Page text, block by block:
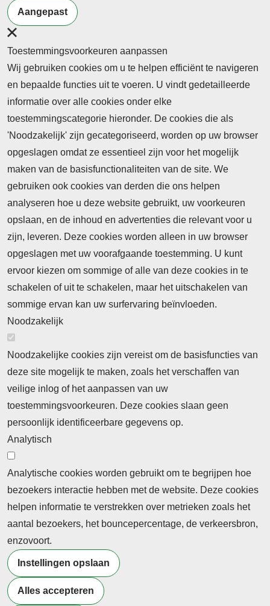
Terug naar nieuwsoverzicht
Aangepast
Toestemmingsvoorkeuren aanpassen
Wij gebruiken cookies om u te helpen efficiënt te navigeren
en bepaalde functies uit te voeren. U vindt gedetailleerde
informatie over alle cookies onder elke
toestemmingscategorie hieronder. De cookies die als
'Noodzakelijk' zijn gecategoriseerd, worden op uw browser
opgeslagen omdat ze essentieel zijn voor het mogelijk
maken van de basisfunctionaliteiten van de site. We
gebruiken ook cookies van derden die ons helpen
analyseren hoe u deze website gebruikt, uw voorkeuren
opslaan, en de inhoud en advertenties die relevant voor u
zijn, leveren. Deze cookies worden alleen in uw browser
opgeslagen met uw voorafgaande toestemming. U kunt
ervoor kiezen om sommige of alle van deze cookies in te
schakelen of uit te schakelen, maar het uitschakelen van
sommige ervan kan uw surfervaring beïnvloeden.
Noodzakelijk
Noodzakelijke cookies zijn vereist om de basisfuncties van
deze site mogelijk te maken, zoals het verschaffen van
veilige inlog of het aanpassen van uw
toestemmingsvoorkeuren. Deze cookies slaan geen
persoonlijk identificeerbare gegevens op.
Analytisch
Analytische cookies worden gebruikt om te begrijpen hoe
bezoekers interactie hebben met de website. Deze cookies
helpen informatie te verstrekken over metrieken zoals het
aantal bezoekers, het bouncepercentage, de verkeersbron,
enzovoort.
Instellingen opslaan
Alles accepteren
Nieuws
Neem contact op
Algemene Leveringsvoorwaarden
Cookieverklaring
Privacyverklaring
Abonnementinformatie Inlogprocedure
Nieuws
Laatste nieuws
Meld u aan voor onze nieuwsbrief
Ontvang 2 keer per maand de nieuwsbrief met
persberichten, actualiteiten, nieuws en personalia uit het
beroepsonderwijs.
©2026 Profiel Actueel